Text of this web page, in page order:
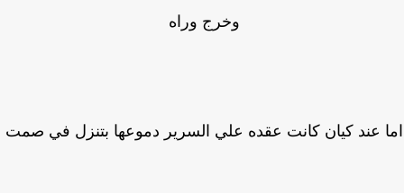
وخرج وراه
عند كيان كانت عقده علي السرير دموعها بتنزل في صمت